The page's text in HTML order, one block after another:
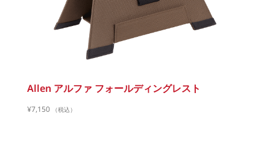
Allen アルファ フォールディングレスト
¥7,150 （税込）